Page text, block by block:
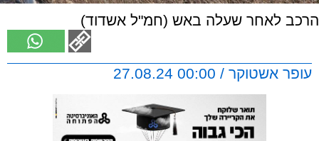
הרכב לאחר שעלה באש (חמ"ל אשדוד)
עופר אשטוקר / 00:00 27.08.24